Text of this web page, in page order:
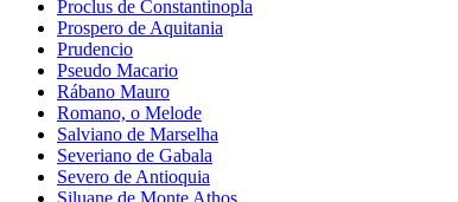
Proclus de Constantinopla
Prospero de Aquitania
Prudencio
Pseudo Macario
Rábano Mauro
Romano, o Melode
Salviano de Marselha
Severiano de Gabala
Severo de Antioquia